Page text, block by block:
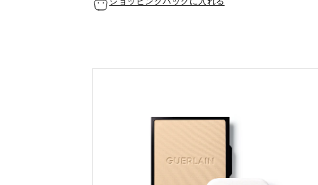
ショッピングバックに入れる